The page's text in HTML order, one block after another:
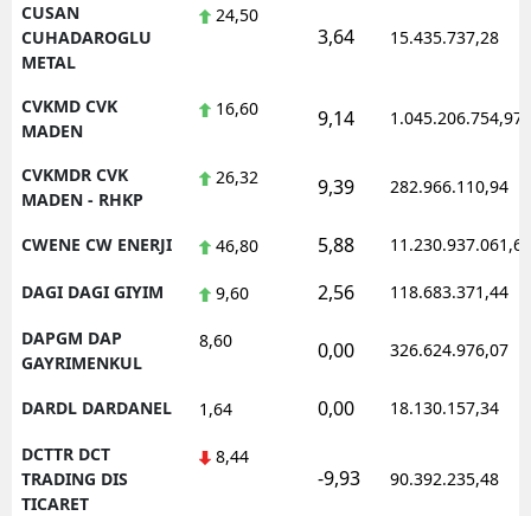
CUSAN
CUHADAROGLU
METAL
24,50
3,64 15.435.737,28
CVKMD CVK
MADEN
16,60 9,14 1.045.206.754,97
CVKMDR CVK
MADEN - RHKP
26,32 9,39 282.966.110,94
CWENE CW ENERJI 46,80 5,88 11.230.937.061,62
DAGI DAGI GIYIM 9,60 2,56 118.683.371,44
DAPGM DAP
GAYRIMENKUL
8,60 0,00 326.624.976,07
DARDL DARDANEL 1,64 0,00 18.130.157,34
DCTTR DCT
TRADING DIS
TICARET
8,44
-9,93 90.392.235,48